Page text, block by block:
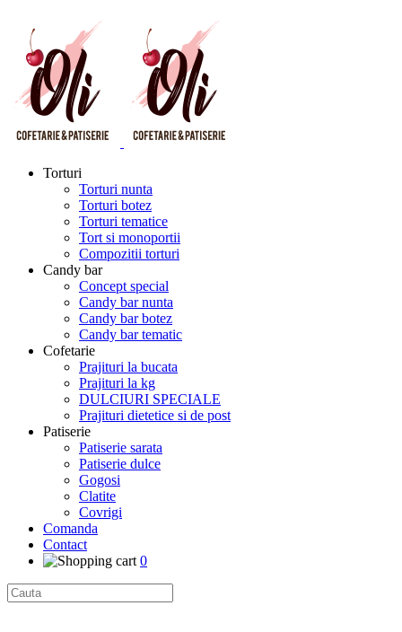
Torturi
Torturi nunta
Torturi botez
Torturi tematice
Tort si monoportii
Compozitii torturi
Candy bar
Concept special
Candy bar nunta
Candy bar botez
Candy bar tematic
Cofetarie
Prajituri la bucata
Prajituri la kg
DULCIURI SPECIALE
Prajituri dietetice si de post
Patiserie
Patiserie sarata
Patiserie dulce
Gogosi
Clatite
Covrigi
Comanda
Contact
0